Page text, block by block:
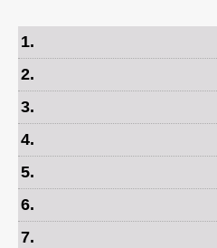
1.
2.
3.
4.
5.
6.
7.